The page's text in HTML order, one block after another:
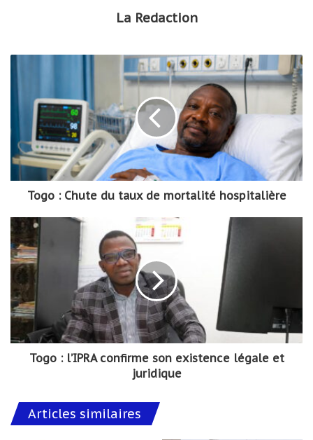
La Redaction
Togo : Chute du taux de mortalité hospitalière
Togo : l’IPRA confirme son existence légale et
juridique
Articles similaires